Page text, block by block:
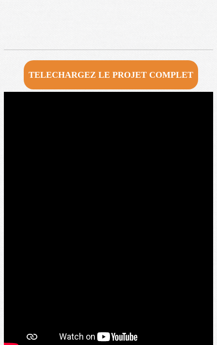
TELECHARGEZ LE PROJET COMPLET